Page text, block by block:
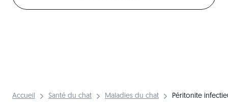
Accueil Santé du chat Maladies du chat Péritonite